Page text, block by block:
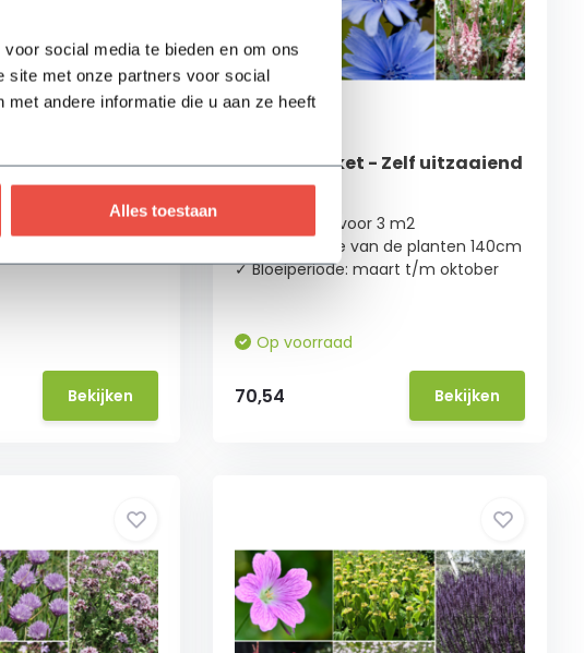
social media te bieden en om ons
site met onze partners voor social
andere informatie die u aan ze heeft
Alles toestaan
Bont - 3 m2
de planten 150cm
t/m november
Bekijken
Borderpakket - Zelf uitzaaiend
- 3 m2
✓ Voldoende voor 3 m2
✓ Max. hoogte van de planten 140cm
✓ Bloeiperiode: maart t/m oktober
Op voorraad
70,54 Bekijken